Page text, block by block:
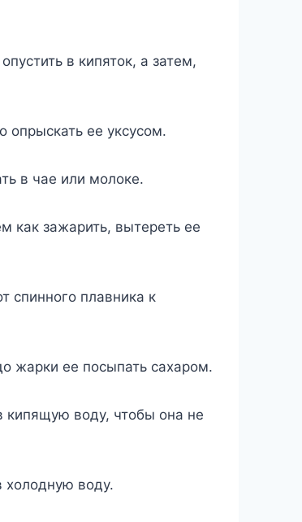
в кипяток, а затем,
опрыскать ее уксусом.
в чае или молоке.
как зажарить, вытереть ее
спинного плавника к
жарки ее посыпать сахаром.
кипящую воду, чтобы она не
холодную воду.